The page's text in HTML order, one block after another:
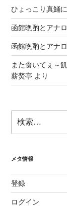
ひょっこり真鯒
函館晩酌とアナ
函館晩酌とアナ
また食いてぇ～
薪焚亭 より
索:
メタ情報
登録
ログイン